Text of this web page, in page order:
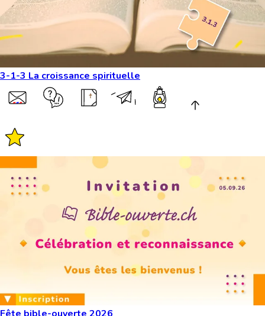
3-1-3 La croissance spirituelle